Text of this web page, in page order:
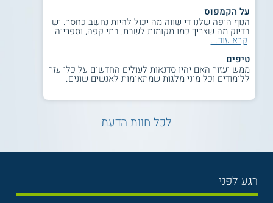
על הקמפוס
הנוף היפה שלנו די שווה מה יכול להיות נחשב כחסר. יש
בדיוק מה שצריך כמו מקומות לשבת, בתי קפה, וספרייה
קרא עוד...
טיפים
ממש יעזור האם יהיו סדנאות לעולים החדשים על כלי עזר
ללימודים וכל מיני מלגות שמתאימות לאנשים שונים.
לכל חוות הדעת
רגע לפני